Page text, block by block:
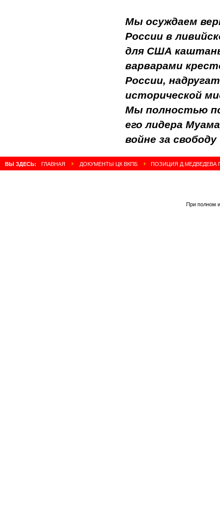
Мы осуждаем
России в
для США каштаны
варварами
России,
исторической
Мы полностью
его лидера
войне за
ВЫ ЗДЕСЬ: ГЛАВНАЯ ДОКУМЕНТЫ ЦК ВКПБ ПОЗИЦИЯ Д.МЕДВЕДЕВА
При полном